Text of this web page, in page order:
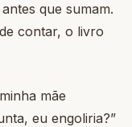
que sumam.
contar, o livro
mãe
eu engoliria?”